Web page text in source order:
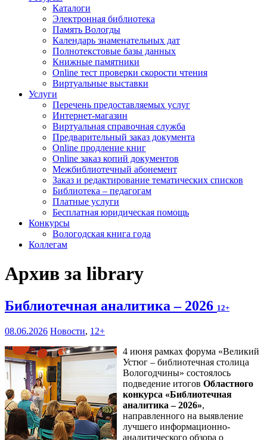
Каталоги
Электронная библиотека
Память Вологды
Календарь знаменательных дат
Полнотекстовые базы данных
Книжные памятники
Online тест проверки скорости чтения
Виртуальные выставки
Услуги
Перечень предоставляемых услуг
Интернет-магазин
Виртуальная справочная служба
Предварительный заказ документа
Online продление книг
Online заказ копий документов
Межбиблиотечный абонемент
Заказ и редактирование тематических списков
Библиотека – педагогам
Платные услуги
Бесплатная юридическая помощь
Конкурсы
Вологодская книга года
Коллегам
Архив за library
Библиотечная аналитика – 2026 12+
08.06.2026 Новости, 12+
4 июня рамках форума «Великий
Устюг – библиотечная столица
Вологодчины» состоялось
подведение итогов Областного
конкурса «Библиотечная
аналитика – 2026»,
направленного на выявление
лучшего информационно-
аналитического обзора о